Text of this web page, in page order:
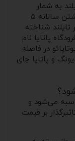
به شمار
می‌رود؛ جالب است بدانید که شهر پاتایا با داشتن سالانه ۵
شناخته
پاتایا نام
در فاصله
و پاتایا جای
می‌شود و
بر قیمت